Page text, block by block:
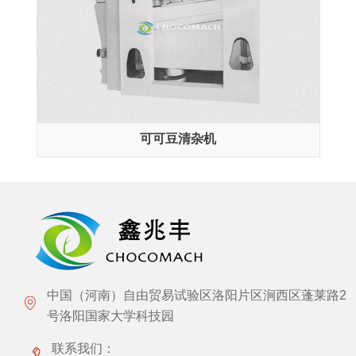
可可豆清杂机
中国（河南）自由贸易试验区洛阳片区涧西区蓬莱路2
号洛阳国家大学科技园
联系我们：